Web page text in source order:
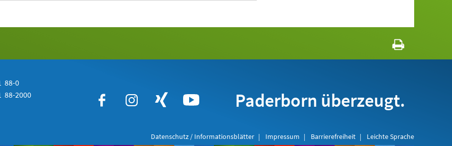
88-0
88-2000 Paderborn überzeugt.
Datenschutz / Informationsblätter Impressum Barrierefreiheit Leichte Sprache